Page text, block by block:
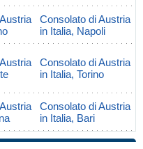
Consolato di Austria
in Italia, Napoli
Consolato di Austria
in Italia, Torino
Consolato di Austria
in Italia, Bari